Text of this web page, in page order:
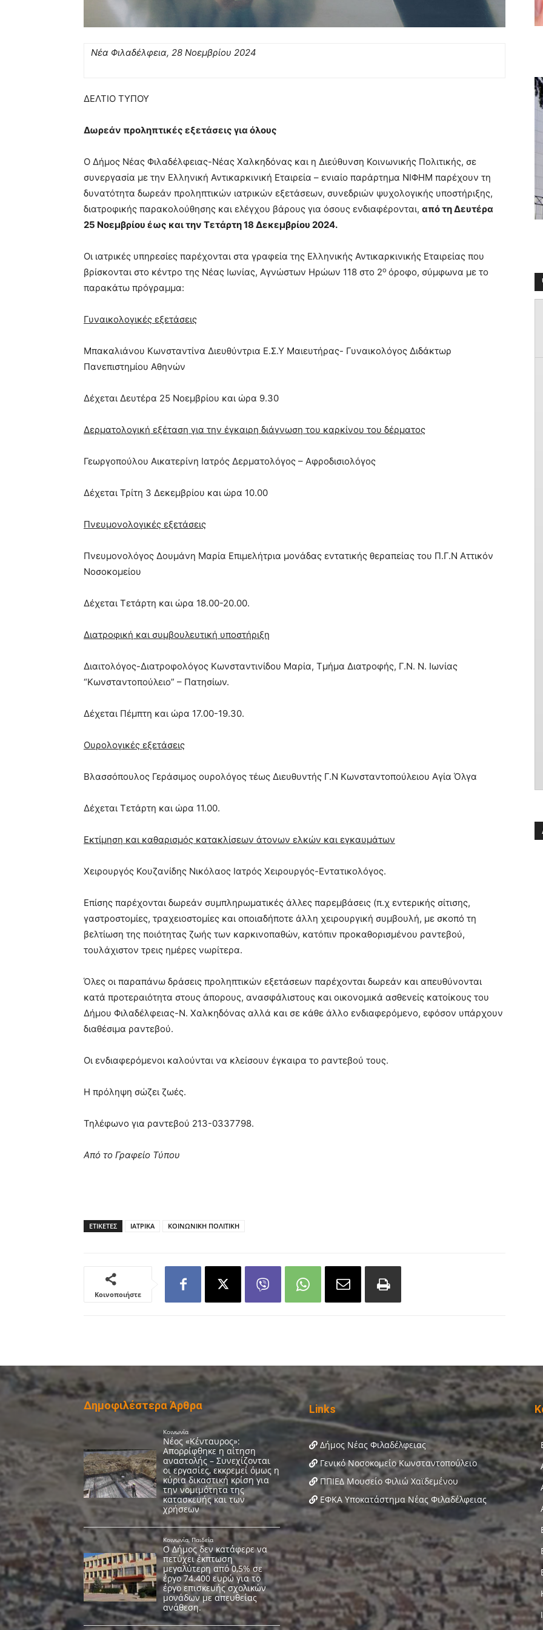
Νέα Φιλαδέλφεια, 28 Νοεμβρίου 2024
ΔΕΛΤΙΟ ΤΥΠΟΥ
Δωρεάν προληπτικές εξετάσεις για όλους
Ο Δήμος Νέας Φιλαδέλφειας-Νέας Χαλκηδόνας και η Διεύθυνση Κοινωνικής Πολιτικής, σε
συνεργασία με την Ελληνική Αντικαρκινική Εταιρεία – ενιαίο παράρτημα ΝΙΦΗΜ παρέχουν τη
δυνατότητα δωρεάν προληπτικών ιατρικών εξετάσεων, συνεδριών ψυχολογικής υποστήριξης,
διατροφικής παρακολούθησης και ελέγχου βάρους για όσους ενδιαφέρονται, από τη Δευτέρα
25 Νοεμβρίου έως και την Τετάρτη 18 Δεκεμβρίου 2024.
Οι ιατρικές υπηρεσίες παρέχονται στα γραφεία της Ελληνικής Αντικαρκινικής Εταιρείας που
βρίσκονται στο κέντρο της Νέας Ιωνίας, Αγνώστων Ηρώων 118 στο 2ο όροφο, σύμφωνα με το
παρακάτω πρόγραμμα:
Γυναικολογικές εξετάσεις
Μπακαλιάνου Κωνσταντίνα Διευθύντρια Ε.Σ.Υ Μαιευτήρας- Γυναικολόγος Διδάκτωρ
Πανεπιστημίου Αθηνών
Δέχεται Δευτέρα 25 Νοεμβρίου και ώρα 9.30
Δερματολογική εξέταση για την έγκαιρη διάγνωση του καρκίνου του δέρματος
Γεωργοπούλου Αικατερίνη Ιατρός Δερματολόγος – Αφροδισιολόγος
Δέχεται Τρίτη 3 Δεκεμβρίου και ώρα 10.00
Πνευμονολογικές εξετάσεις
Πνευμονολόγος Δουμάνη Μαρία Επιμελήτρια μονάδας εντατικής θεραπείας του Π.Γ.Ν Αττικόν
Νοσοκομείου
Δέχεται Τετάρτη και ώρα 18.00-20.00.
Διατροφική και συμβουλευτική υποστήριξη
Διαιτολόγος-Διατροφολόγος Κωνσταντινίδου Μαρία, Τμήμα Διατροφής, Γ.Ν. Ν. Ιωνίας
“Κωνσταντοπούλειο” – Πατησίων.
Δέχεται Πέμπτη και ώρα 17.00-19.30.
Ουρολογικές εξετάσεις
Βλασσόπουλος Γεράσιμος ουρολόγος τέως Διευθυντής Γ.Ν Κωνσταντοπούλειου Αγία Όλγα
Δέχεται Τετάρτη και ώρα 11.00.
Εκτίμηση και καθαρισμός κατακλίσεων άτονων ελκών και εγκαυμάτων
Χειρουργός Κουζανίδης Νικόλαος Ιατρός Χειρουργός-Εντατικολόγος.
Επίσης παρέχονται δωρεάν συμπληρωματικές άλλες παρεμβάσεις (π.χ εντερικής σίτισης,
γαστροστομίες, τραχειοστομίες και οποιαδήποτε άλλη χειρουργική συμβουλή, με σκοπό τη
βελτίωση της ποιότητας ζωής των καρκινοπαθών, κατόπιν προκαθορισμένου ραντεβού,
τουλάχιστον τρεις ημέρες νωρίτερα.
Όλες οι παραπάνω δράσεις προληπτικών εξετάσεων παρέχονται δωρεάν και απευθύνονται
κατά προτεραιότητα στους άπορους, ανασφάλιστους και οικονομικά ασθενείς κατοίκους του
Δήμου Φιλαδέλφειας-Ν. Χαλκηδόνας αλλά και σε κάθε άλλο ενδιαφερόμενο, εφόσον υπάρχουν
διαθέσιμα ραντεβού.
Οι ενδιαφερόμενοι καλούνται να κλείσουν έγκαιρα το ραντεβού τους.
Η πρόληψη σώζει ζωές.
Τηλέφωνο για ραντεβού 213-0337798.
Από το Γραφείο Τύπου
ΕΤΙΚΕΤΕΣ ΙΑΤΡΙΚΑ ΚΟΙΝΩΝΙΚΗ ΠΟΛΙΤΙΚΗ
Κοινοποιήστε
Δημοφιλέστερα Άρθρα Links
Δήμος Νέας Φιλαδέλφειας
Γενικό Νοσοκομείο Κωνσταντοπούλειο
ΠΠΙΕΔ Μουσείο Φιλιώ Χαϊδεμένου
ΕΦΚΑ Υποκατάστημα Νέας Φιλαδέλφειας